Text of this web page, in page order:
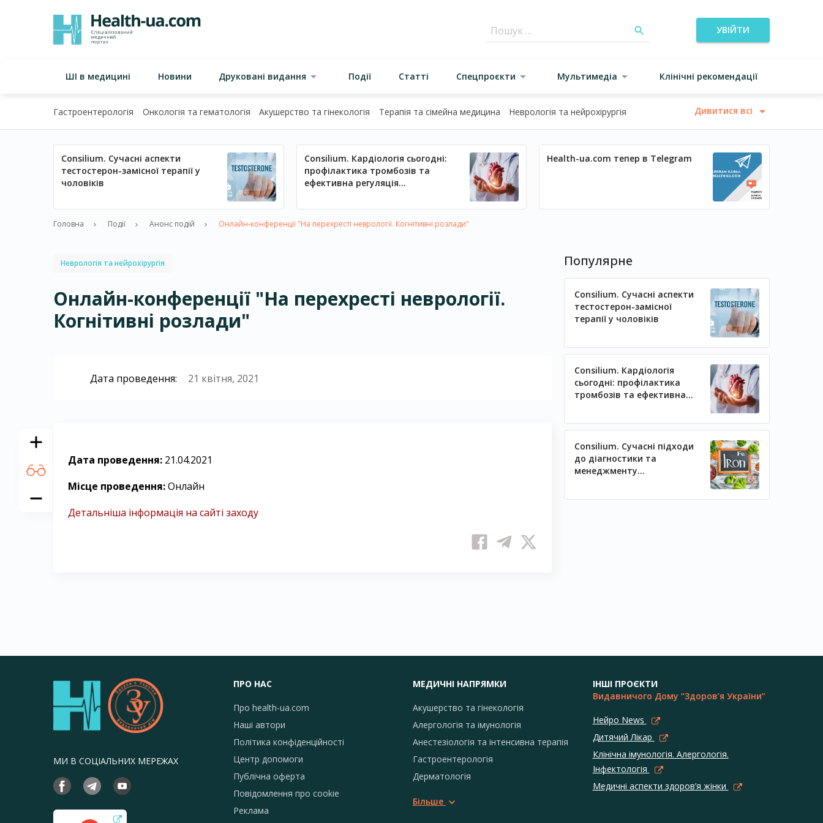
УВІЙТИ
ШІ в медицині Новини Друковані видання Події Статті Спецпроєкти Мультимедіа Клінічні рекомендації
Гастроентерологія Онкологія та гематологія Акушерство та гінекологія Терапія та сімейна медицина Неврологія та нейрохірургія Дивитися всі
Consilium. Сучасні аспекти
тестостерон-замісної терапії у
чоловіків
Consilium. Кардіологія сьогодні:
профілактика тромбозів та
ефективна регуляція
Health-ua.com тепер в Telegram
Головна Події Анонс подій Онлайн-конференції "На перехресті неврології. Когнітивні розлади"
Неврологія та нейрохірургія
Онлайн-конференції "На перехресті неврології.
Когнітивні розлади"
Дата проведення: 21 квітня, 2021
Дата проведення: 21.04.2021
Місце проведення:Онлайн
Детальніша інформація на сайті заходу
Популярне
Consilium. Сучасні аспекти
тестостерон-замісної
терапії у чоловіків
Consilium. Кардіологія
сьогодні: профілактика
тромбозів та ефективна
Consilium. Сучасні підходи
до діагностики та
менеджменту
МИ В СОЦІАЛЬНИХ МЕРЕЖАХ
ПРО НАС
Про health-ua.com
Наші автори
Політика конфіденційності
Центр допомоги
Публічна оферта
Повідомлення про сookie
Реклама
МЕДИЧНІ НАПРЯМКИ
Акушерство та гінекологія
Алергологія та імунологія
Анестезіологія та інтенсивна терапія
Гастроентерологія
Дерматологія
Більше
ІНШІ ПРОЄКТИ
Видавничого Дому “Здоров’я України”
Нейро News
Дитячий Лікар
Клінічна імунологія. Алергологія.
Інфектологія
Медичні аспекти здоров’я жінки